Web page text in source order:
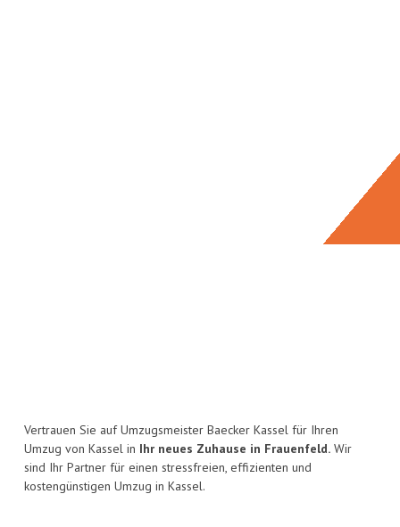
Vertrauen Sie auf Umzugsmeister Baecker Kassel für Ihren
Umzug von Kassel in Ihr neues Zuhause in Frauenfeld. Wir
sind Ihr Partner für einen stressfreien, effizienten und
kostengünstigen Umzug in Kassel.